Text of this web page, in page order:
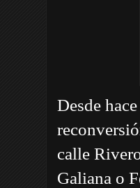
Desde
calle
Galiana o